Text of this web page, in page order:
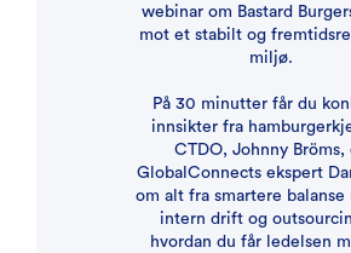
webinar om Bastard
mot et stabilt og
miljø.
På 30 minutter får du
innsikter fra
CTDO, Johnny Bröms,
GlobalConnects ekspert
om alt fra smartere balanse
intern drift og
hvordan du får ledelsen